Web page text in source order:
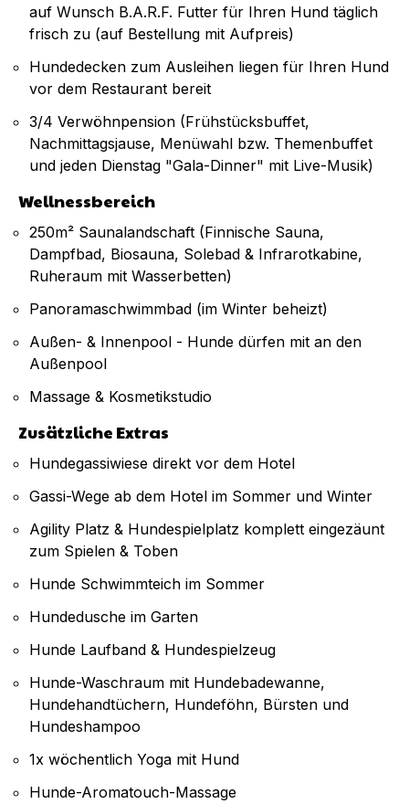
auf Wunsch B.A.R.F. Futter für Ihren Hund täglich
frisch zu (auf Bestellung mit Aufpreis)
Hundedecken zum Ausleihen liegen für Ihren Hund
vor dem Restaurant bereit
3/4 Verwöhnpension (Frühstücksbuffet,
Nachmittagsjause, Menüwahl bzw. Themenbuffet
und jeden Dienstag "Gala-Dinner" mit Live-Musik)
Wellnessbereich
250m² Saunalandschaft (Finnische Sauna,
Dampfbad, Biosauna, Solebad & Infrarotkabine,
Ruheraum mit Wasserbetten)
Panoramaschwimmbad (im Winter beheizt)
Außen- & Innenpool - Hunde dürfen mit an den
Außenpool
Massage & Kosmetikstudio
Zusätzliche Extras
Hundegassiwiese direkt vor dem Hotel
Gassi-Wege ab dem Hotel im Sommer und Winter
Agility Platz & Hundespielplatz komplett eingezäunt
zum Spielen & Toben
Hunde Schwimmteich im Sommer
Hundedusche im Garten
Hunde Laufband & Hundespielzeug
Hunde-Waschraum mit Hundebadewanne,
Hundehandtüchern, Hundeföhn, Bürsten und
Hundeshampoo
1x wöchentlich Yoga mit Hund
Hunde-Aromatouch-Massage